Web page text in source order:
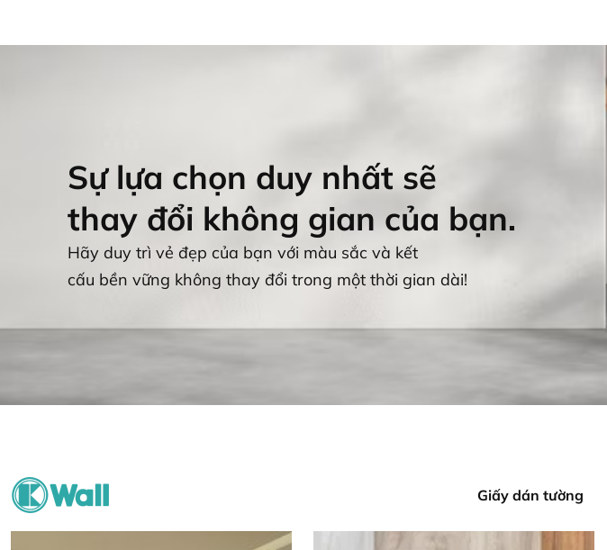
Sự lựa chọn duy nhất sẽ
thay đổi không gian của bạn.
Hãy duy trì vẻ đẹp của bạn với màu sắc và kết
cấu bền vững không thay đổi trong một thời gian dài!
Giấy dán tường